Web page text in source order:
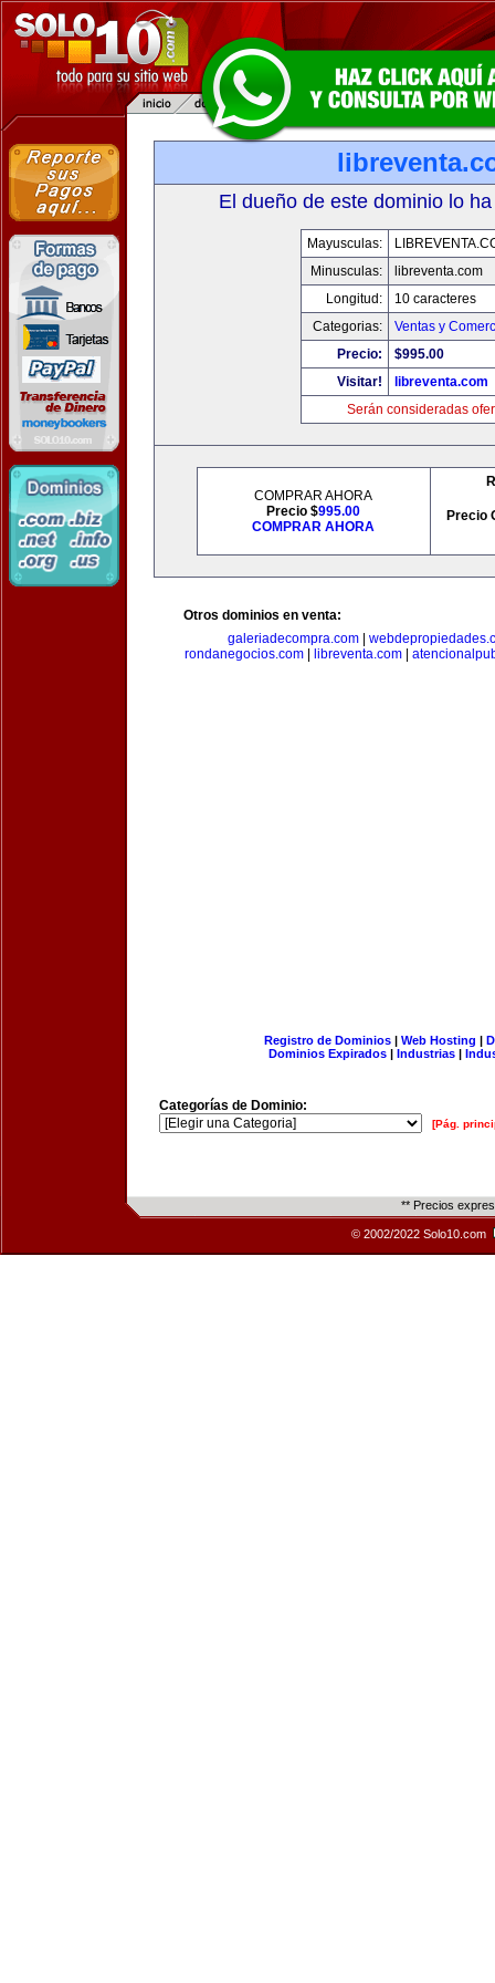
El dueño de este dominio lo
Mayusculas:
Minusculas:
libreventa.com
Longitud:
10 caracteres
Categorias:
Ventas y
Precio:
$995.00
Visitar!
libreventa.com
Serán consideradas
COMPRAR AHORA
Precio $995.00
COMPRAR AHORA
Precio
Otros dominios en venta:
galeriadecompra.com|
rondanegocios.com
libreventa.com
Registro de Dominios| Web Hosting |
Dominios Expirados | Industrias |
Categorías de Dominio:
[Pág.
** Precios
© 2002/2022 Solo10.com